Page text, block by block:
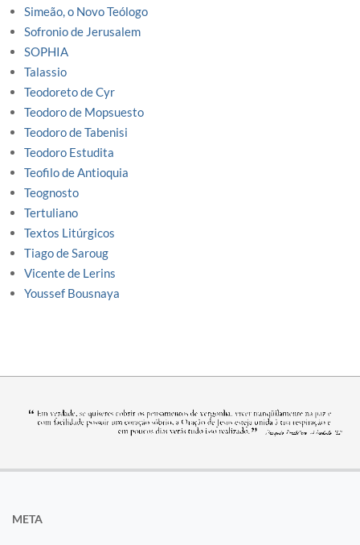
Simeão, o Novo Teólogo
Sofronio de Jerusalem
SOPHIA
Talassio
Teodoreto de Cyr
Teodoro de Mopsuesto
Teodoro de Tabenisi
Teodoro Estudita
Teofilo de Antioquia
Teognosto
Tertuliano
Textos Litúrgicos
Tiago de Saroug
Vicente de Lerins
Youssef Bousnaya
META